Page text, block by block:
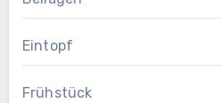
Eintopf
Frühstück